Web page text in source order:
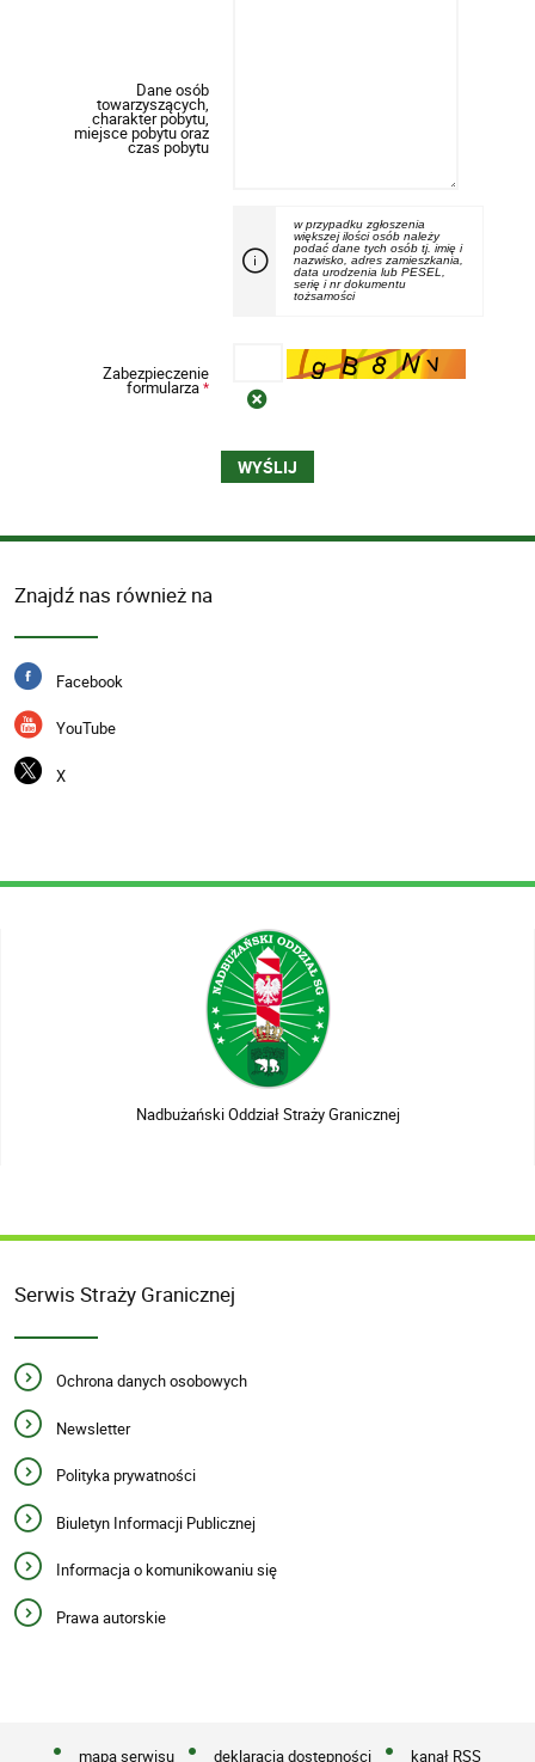
Dane osób
towarzyszących,
charakter pobytu,
miejsce pobytu oraz
czas pobytu
w przypadku zgłoszenia
większej ilości osób należy
podać dane tych osób tj. imię i
nazwisko, adres zamieszkania,
data urodzenia lub PESEL,
serię i nr dokumentu
tożsamości
Zabezpieczenie
formularza*
Znajdź nas również na
Facebook
YouTube
X
Nadbużański Oddział Straży Granicznej
Serwis Straży Granicznej
Ochrona danych osobowych
Newsletter
Polityka prywatności
Biuletyn Informacji Publicznej
Informacja o komunikowaniu się
Prawa autorskie
mapa serwisu deklaracja dostępności kanał RSS